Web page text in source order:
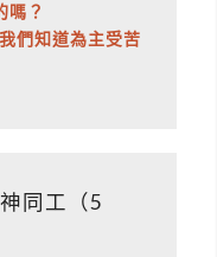
嗎？
們知道為主受苦
同工（5